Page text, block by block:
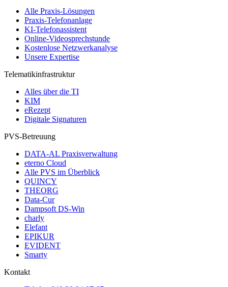
Alle Praxis-Lösungen
Praxis-Telefonanlage
KI-Telefonassistent
Online-Videosprechstunde
Kostenlose Netzwerkanalyse
Unsere Expertise
Telematikinfrastruktur
Alles über die TI
KIM
eRezept
Digitale Signaturen
PVS-Betreuung
DATA-AL Praxisverwaltung
eterno Cloud
Alle PVS im Überblick
QUINCY
THEORG
Data-Cur
Dampsoft DS-Win
charly
Elefant
EPIKUR
EVIDENT
Smarty
Kontakt